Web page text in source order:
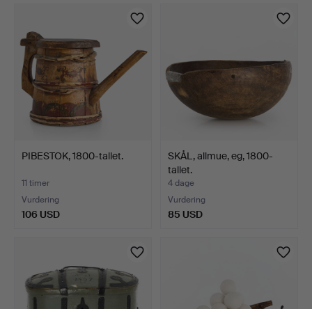
PIBESTOK, 1800-tallet.
11 timer
Vurdering
106 USD
SKÅL, allmue, eg, 1800-
tallet.
4 dage
Vurdering
85 USD